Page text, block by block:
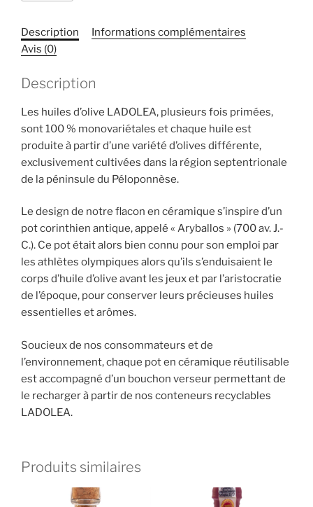
d'olive
vierge
extra
LADOLEA
Intensément
fruitée
–
Variété
Megaritiki
Description
Informations complémentaires
Avis (0)
Description
Les huiles d’olive LADOLEA, plusieurs fois primées,
sont 100 % monovariétales et chaque huile est
produite à partir d’une variété d’olives différente,
exclusivement cultivées dans la région septentrionale
de la péninsule du Péloponnèse.
Le design de notre flacon en céramique s’inspire d’un
pot corinthien antique, appelé « Aryballos » (700 av. J.-
C.). Ce pot était alors bien connu pour son emploi par
les athlètes olympiques alors qu’ils s’enduisaient le
corps d’huile d’olive avant les jeux et par l’aristocratie
de l’époque, pour conserver leurs précieuses huiles
essentielles et arômes.
Soucieux de nos consommateurs et de
l’environnement, chaque pot en céramique réutilisable
est accompagné d’un bouchon verseur permettant de
le recharger à partir de nos conteneurs recyclables
LADOLEA.
Produits similaires